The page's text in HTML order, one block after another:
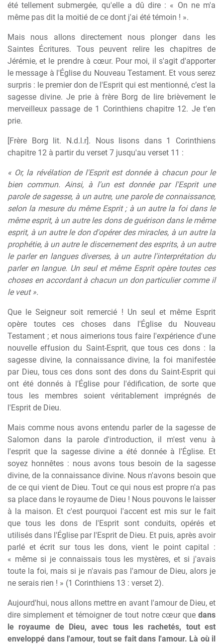
été tellement submergée, qu'elle a dû dire : « On ne m'a
même pas dit la moitié de ce dont j'ai été témoin ! ».
Mais nous allons directement nous plonger dans les
Saintes Écritures. Tous peuvent relire les chapitres de
Jérémie, et le prendre à cœur. Pour moi, il s'agit d'apporter
le message à l'Église du Nouveau Testament. Et vous serez
surpris : le premier don de l'Esprit qui est mentionné, c’est la
sagesse divine. Je prie à frère Borg de lire brièvement le
merveilleux passage de 1 Corinthiens chapitre 12. Je t'en
prie.
[Frère Borg lit. N.d.l.r]. Nous lisons dans 1 Corinthiens
chapitre 12 à partir du verset 7 jusqu'au verset 11 :
« Or, la révélation de l'Esprit est donnée à chacun pour le
bien commun. Ainsi, à l'un est donnée par l'Esprit une
parole de sagesse, à un autre, une parole de connaissance,
selon la mesure du même Esprit ; à un autre la foi dans le
même esprit, à un autre les dons de guérison dans le même
esprit, à un autre le don d'opérer des miracles, à un autre la
prophétie, à un autre le discernement des esprits, à un autre
le parler en langues diverses, à un autre l'interprétation du
parler en langue. Un seul et même Esprit opère toutes ces
choses en accordant à chacun un don particulier comme il
le veut ».
Que le Seigneur soit remercié ! Un seul et même Esprit
opère toutes ces choses dans l'Église du Nouveau
Testament ; et nous aimerions tous faire l'expérience d'une
nouvelle effusion du Saint-Esprit, que tous ces dons : la
sagesse divine, la connaissance divine, la foi manifestée
par Dieu, tous ces dons sont des dons du Saint-Esprit qui
ont été donnés à l'Église pour l'édification, de sorte que
tous les membres soient véritablement imprégnés de
l'Esprit de Dieu.
Mais comme nous avons entendu parler de la sagesse de
Salomon dans la parole d'introduction, il m'est venu à
l'esprit que la sagesse divine a été donnée à l'Église. Et
soyez honnêtes : nous avons tous besoin de la sagesse
divine, de la connaissance divine. Nous n'avons besoin que
de ce qui vient de Dieu. Tout ce qui nous est propre n'a pas
sa place dans le royaume de Dieu ! Nous pouvons le laisser
à la maison. Et c'est pourquoi l'accent est mis sur le fait
que tous les dons de l'Esprit sont conduits, opérés et
utilisés dans l'Église par l'Esprit de Dieu. Et puis, après avoir
parlé et écrit sur tous les dons, vient le point capital :
« même si je connaissais tous les mystères, et si j'avais
toute la foi, mais si je n'avais pas l'amour de Dieu, alors je
ne serais rien ! » (1 Corinthiens 13 : verset 2).
Aujourd'hui, nous allons mettre en avant l'amour de Dieu, et
dire simplement et témoigner de tout notre cœur que dans
le royaume de Dieu, avec tous les rachetés, tout est
enveloppé dans l'amour, tout se fait dans l'amour. Là où il